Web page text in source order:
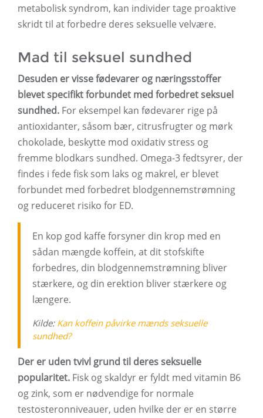
metabolisk syndrom, kan individer tage proaktive
skridt til at forbedre deres seksuelle velvære.
Mad til seksuel sundhed
Desuden er visse fødevarer og næringsstoffer
blevet specifikt forbundet med forbedret seksuel
sundhed. For eksempel kan fødevarer rige på
antioxidanter, såsom bær, citrusfrugter og mørk
chokolade, beskytte mod oxidativ stress og
fremme blodkars sundhed. Omega-3 fedtsyrer, der
findes i fede fisk som laks og makrel, er blevet
forbundet med forbedret blodgennemstrømning
og reduceret risiko for ED.
En kop god kaffe forsyner din krop med en
sådan mængde koffein, at dit stofskifte
forbedres, din blodgennemstrømning bliver
stærkere, og din erektion bliver stærkere og
længere.
Kilde: Kan koffein påvirke mænds seksuelle
sundhed?
Der er uden tvivl grund til deres seksuelle
popularitet. Fisk og skaldyr er fyldt med vitamin B6
og zink, som er nødvendige for normale
testosteronniveauer, uden hvilke der er en større